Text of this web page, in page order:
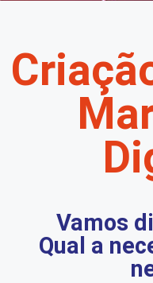
Vamos
Qual a